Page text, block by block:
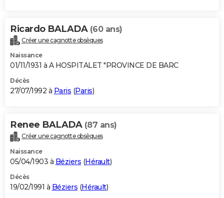
Ricardo BALADA (60 ans)
Créer une cagnotte obsèques
Naissance
01/11/1931 à A HOSPITALET "PROVINCE DE BARC
Décès
27/07/1992 à Paris (Paris)
Renee BALADA (87 ans)
Créer une cagnotte obsèques
Naissance
05/04/1903 à Béziers (Hérault)
Décès
19/02/1991 à Béziers (Hérault)